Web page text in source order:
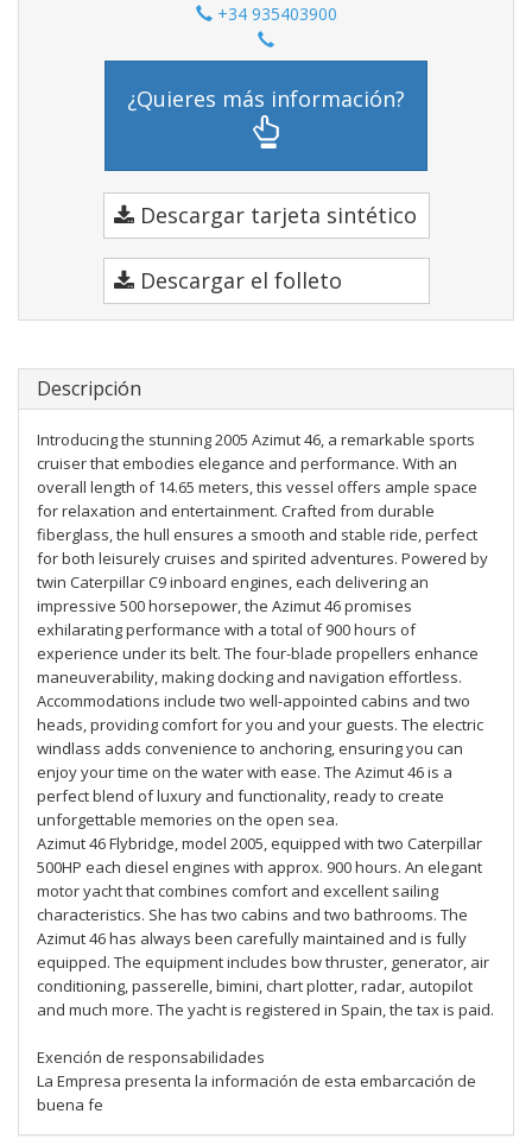
+34 935403900
¿Quieres más información?
Descargar tarjeta sintético
Descargar el folleto
Descripción
Introducing the stunning 2005 Azimut 46, a remarkable sports
cruiser that embodies elegance and performance. With an
overall length of 14.65 meters, this vessel offers ample space
for relaxation and entertainment. Crafted from durable
fiberglass, the hull ensures a smooth and stable ride, perfect
for both leisurely cruises and spirited adventures. Powered by
twin Caterpillar C9 inboard engines, each delivering an
impressive 500 horsepower, the Azimut 46 promises
exhilarating performance with a total of 900 hours of
experience under its belt. The four-blade propellers enhance
maneuverability, making docking and navigation effortless.
Accommodations include two well-appointed cabins and two
heads, providing comfort for you and your guests. The electric
windlass adds convenience to anchoring, ensuring you can
enjoy your time on the water with ease. The Azimut 46 is a
perfect blend of luxury and functionality, ready to create
unforgettable memories on the open sea.
Azimut 46 Flybridge, model 2005, equipped with two Caterpillar
500HP each diesel engines with approx. 900 hours. An elegant
motor yacht that combines comfort and excellent sailing
characteristics. She has two cabins and two bathrooms. The
Azimut 46 has always been carefully maintained and is fully
equipped. The equipment includes bow thruster, generator, air
conditioning, passerelle, bimini, chart plotter, radar, autopilot
and much more. The yacht is registered in Spain, the tax is paid.
Exención de responsabilidades
La Empresa presenta la información de esta embarcación de
buena fe